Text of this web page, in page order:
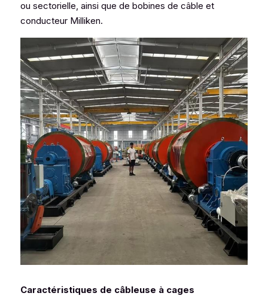
ou sectorielle, ainsi que de bobines de câble et
conducteur Milliken.
Caractéristiques de câbleuse à cages